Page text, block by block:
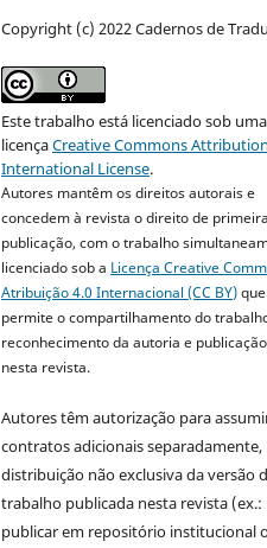
Copyright (c) 2022 Cadernos de
Este trabalho está licenciado sob uma
licençaCreative Commons
International License.
Autores mantêm os direitos autorais e
concedem à revista o direito de
publicação, com o trabalho
licenciado sob a Licença Creative
Atribuição 4.0 Internacional (CC BY)que
permite o compartilhamento do
reconhecimento da autoria e
nesta revista.
Autores têm autorização para
contratos adicionais separadamente,
distribuição não exclusiva da versão
trabalho publicada nesta revista (ex.:
publicar em repositório institucional